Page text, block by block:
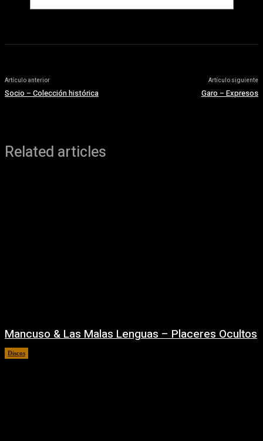
Artículo anterior
Socio – Colección histórica
Artículo siguiente
Garo – Expresos
Related articles
Mancuso & Las Malas Lenguas – Placeres Ocultos
Discos